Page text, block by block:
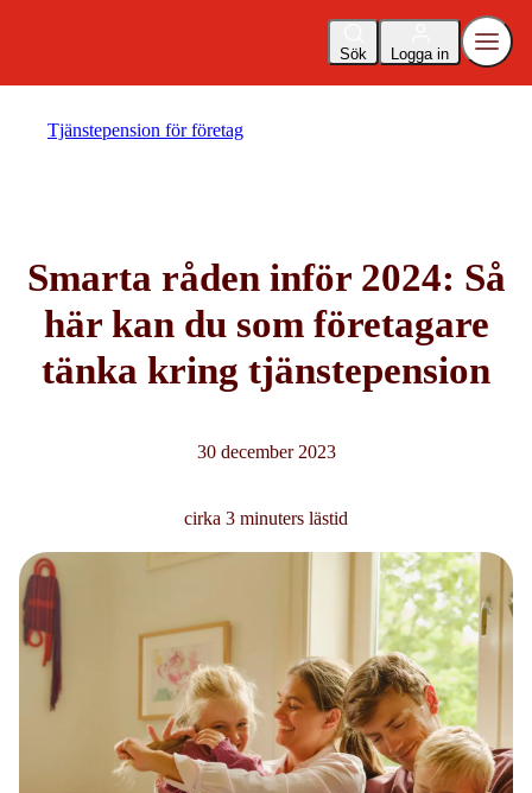
Sök Logga in
Tjänstepension för företag
Smarta råden inför 2024: Så
här kan du som företagare
tänka kring tjänstepension
30 december 2023
cirka 3 minuters lästid